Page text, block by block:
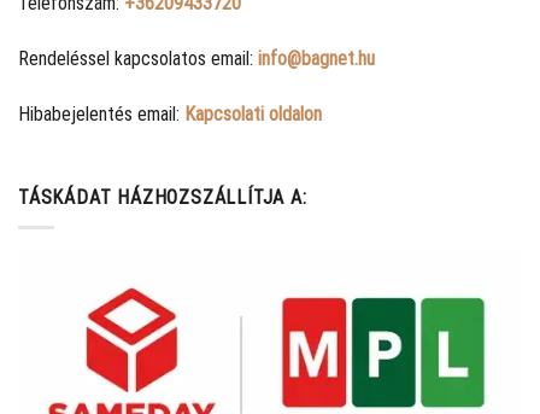
Rendeléssel kapcsolatos email: info@bagnet.hu
Hibabejelentés email: Kapcsolati oldalon
TÁSKÁDAT HÁZHOZSZÁLLÍTJA A: